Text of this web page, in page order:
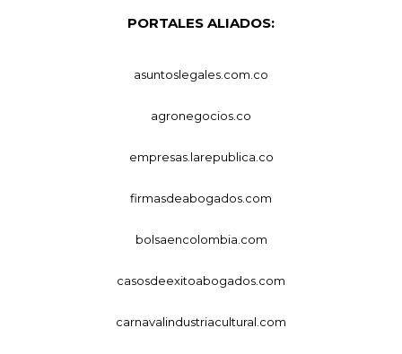
PORTALES ALIADOS:
asuntoslegales.com.co
agronegocios.co
empresas.larepublica.co
firmasdeabogados.com
bolsaencolombia.com
casosdeexitoabogados.com
carnavalindustriacultural.com